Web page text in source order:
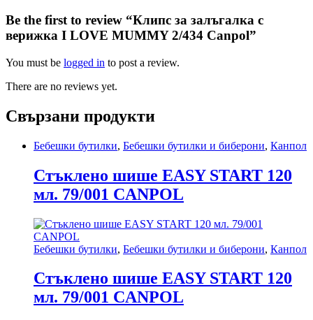
Be the first to review “Клипс за залъгалка с
верижка I LOVE MUMMY 2/434 Canpol”
You must be logged in to post a review.
There are no reviews yet.
Свързани продукти
Бебешки бутилки, Бебешки бутилки и биберони, Канпол
Стъклено шише EASY START 120
мл. 79/001 CANPOL
Бебешки бутилки, Бебешки бутилки и биберони, Канпол
Стъклено шише EASY START 120
мл. 79/001 CANPOL